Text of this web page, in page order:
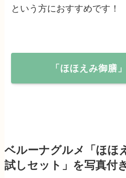
という方におすすめです！
「ほほえみ御膳
ベルーナグルメ「ほほ
試しセット」を写真付